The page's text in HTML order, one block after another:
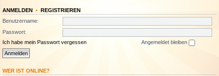
ANMELDEN • REGISTRIEREN
Benutzername:
Passwort:
Ich habe mein Passwort vergessen
Angemeldet bleiben
WER IST ONLINE?